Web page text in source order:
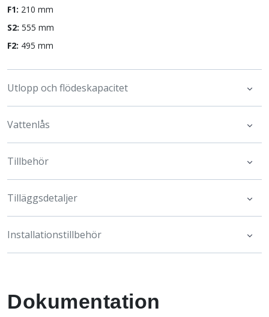
F1: 210 mm
S2: 555 mm
F2: 495 mm
Utlopp och flödeskapacitet
Vattenlås
Tillbehör
Tilläggsdetaljer
Installationstillbehör
Dokumentation